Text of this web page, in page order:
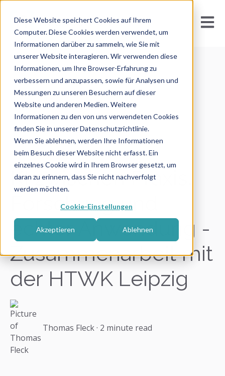
Diese Website speichert Cookies auf Ihrem
Computer. Diese Cookies werden verwendet, um
Informationen darüber zu sammeln, wie Sie mit
unserer Website interagieren. Wir verwenden diese
Informationen, um Ihre Browser-Erfahrung zu
verbessern und anzupassen, sowie für Analysen und
Messungen zu unseren Besuchern auf dieser
Website und anderen Medien. Weitere
Informationen zu den von uns verwendeten Cookies
finden Sie in unserer Datenschutzrichtlinie.
Wenn Sie ablehnen, werden Ihre Informationen
beim Besuch dieser Website nicht erfasst. Ein
einzelnes Cookie wird in Ihrem Browser gesetzt, um
daran zu erinnern, dass Sie nicht nachverfolgt
werden möchten.
Cookie-Einstellungen
Akzeptieren Ablehnen
Open
All posts
März 5, 2026
KI zwischen Praxis,
Forschung und
echter Anwendung -
Zusammenarbeit mit
der HTWK Leipzig
Thomas Fleck· 2 minute read